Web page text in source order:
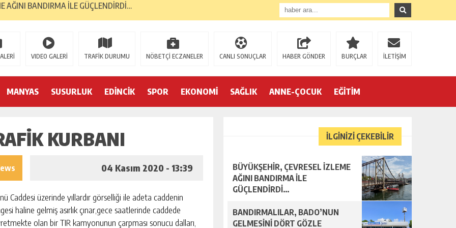
DÖRT GÖZLE BEKLİYOR…
SÜRDÜRDÜ…
DEMOKRASİ PLATFORMU’NDAN…
GAZİLERİNE 52 YIL SONRA AHD-İ VEFA…
YILINDA; 2 BİN 226 MEZUN…
2. GENÇLİK MERKEZİ…
VIDEO GALERİ TRAFİK DURUMU NÖBETÇİ ECZANELER CANLI SONUÇLAR HABER GÖNDER BURÇLAR İLETİŞİM
MANYAS SUSURLUK EDİNCİK SPOR EKONOMİ SAĞLIK ANNE-ÇOCUK EĞİTİM
KURBANI
04 Kasım 2020 - 13:39
Caddesi üzerinde yıllardır görselliği ile adeta caddenin
haline gelmiş asırlık çınar,gece saatlerinde caddede
olan bir TIR kamyonunun çarpması sonucu dalları,
İLGİNİZİ ÇEKEBİLİR
BÜYÜKŞEHİR, ÇEVRESEL İZLEME
AĞINI BANDIRMA İLE
GÜÇLENDİRDİ…
BANDIRMALILAR, BADO’NUN
GELMESİNİ DÖRT GÖZLE